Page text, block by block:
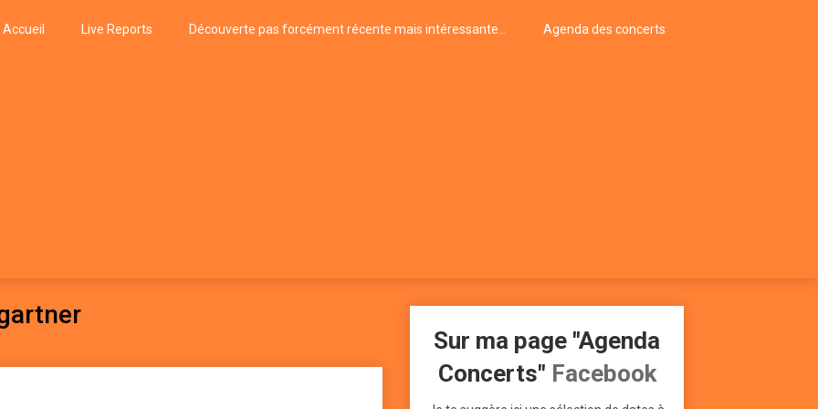
Accueil Live Reports Découverte pas forcément récente mais intéressante… Agenda des concerts
Sur ma page "Agenda
Concerts" Facebook